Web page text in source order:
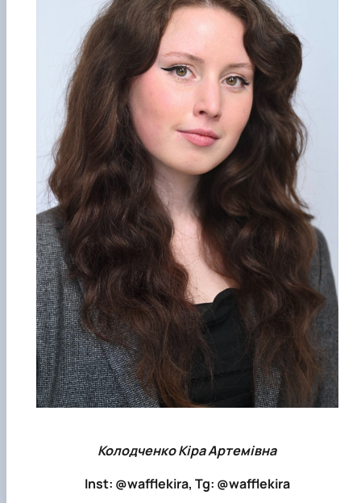
Колодченко Кіра Артемівна
Inst: @wafflekira, Tg: @wafflekira